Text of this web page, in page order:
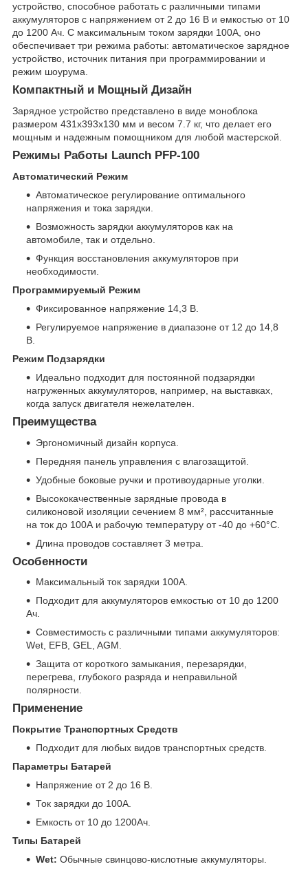
устройство, способное работать с различными типами
аккумуляторов с напряжением от 2 до 16 В и емкостью от 10
до 1200 Ач. С максимальным током зарядки 100А, оно
обеспечивает три режима работы: автоматическое зарядное
устройство, источник питания при программировании и
режим шоурума.
Компактный и Мощный Дизайн
Зарядное устройство представлено в виде моноблока
размером 431х393х130 мм и весом 7.7 кг, что делает его
мощным и надежным помощником для любой мастерской.
Режимы Работы Launch PFP-100
Автоматический Режим
Автоматическое регулирование оптимального
напряжения и тока зарядки.
Возможность зарядки аккумуляторов как на
автомобиле, так и отдельно.
Функция восстановления аккумуляторов при
необходимости.
Программируемый Режим
Фиксированное напряжение 14,3 В.
Регулируемое напряжение в диапазоне от 12 до 14,8
В.
Режим Подзарядки
Идеально подходит для постоянной подзарядки
нагруженных аккумуляторов, например, на выставках,
когда запуск двигателя нежелателен.
Преимущества
Эргономичный дизайн корпуса.
Передняя панель управления с влагозащитой.
Удобные боковые ручки и противоударные уголки.
Высококачественные зарядные провода в
силиконовой изоляции сечением 8 мм², рассчитанные
на ток до 100А и рабочую температуру от -40 до +60°С.
Длина проводов составляет 3 метра.
Особенности
Максимальный ток зарядки 100А.
Подходит для аккумуляторов емкостью от 10 до 1200
Ач.
Совместимость с различными типами аккумуляторов:
Wet, EFB, GEL, AGM.
Защита от короткого замыкания, перезарядки,
перегрева, глубокого разряда и неправильной
полярности.
Применение
Покрытие Транспортных Средств
Подходит для любых видов транспортных средств.
Параметры Батарей
Напряжение от 2 до 16 В.
Ток зарядки до 100А.
Емкость от 10 до 1200Ач.
Типы Батарей
Wet: Обычные свинцово-кислотные аккумуляторы.